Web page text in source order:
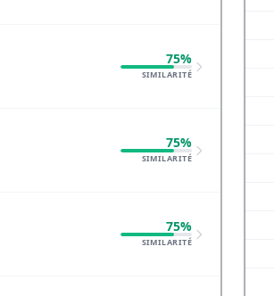
75%
SIMILARITÉ
75%
SIMILARITÉ
75%
SIMILARITÉ